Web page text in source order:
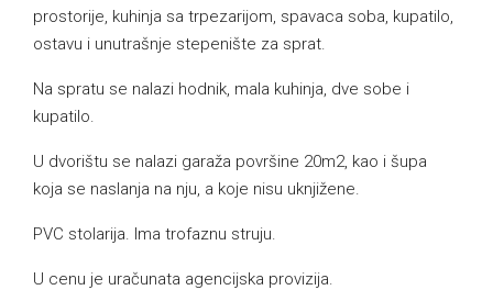
prostorije, kuhinja sa trpezarijom, spavaca soba, kupatilo,
ostavu i unutrašnje stepenište za sprat.
Na spratu se nalazi hodnik, mala kuhinja, dve sobe i
kupatilo.
U dvorištu se nalazi garaža površine 20m2, kao i šupa
koja se naslanja na nju, a koje nisu uknjižene.
PVC stolarija. Ima trofaznu struju.
U cenu je uračunata agencijska provizija.